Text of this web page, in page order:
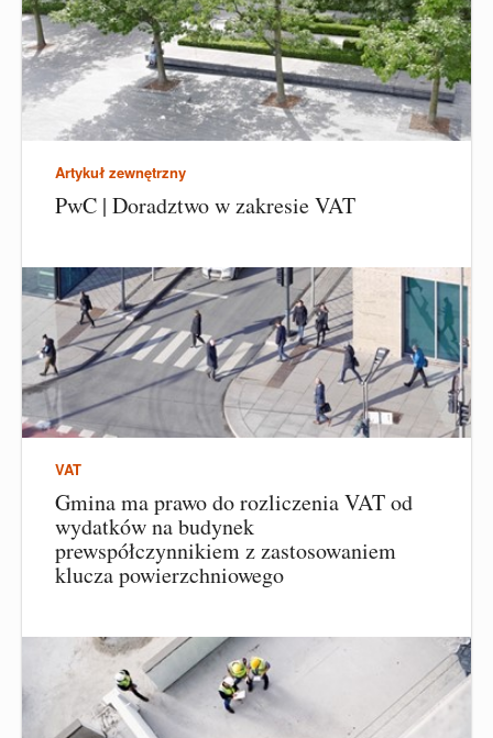
Artykuł zewnętrzny
PwC | Doradztwo w zakresie VAT
VAT
Gmina ma prawo do rozliczenia VAT od
wydatków na budynek
prewspółczynnikiem z zastosowaniem
klucza powierzchniowego